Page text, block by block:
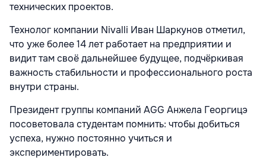
технических проектов.
Технолог компании Nivalli Иван Шаркунов отметил,
что уже более 14 лет работает на предприятии и
видит там своё дальнейшее будущее, подчёркивая
важность стабильности и профессионального роста
внутри страны.
Президент группы компаний AGG Анжела Георгицэ
посоветовала студентам помнить: чтобы добиться
успеха, нужно постоянно учиться и
экспериментировать.